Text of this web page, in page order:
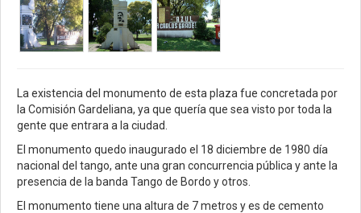
La existencia del monumento de esta plaza fue concretada por
la Comisión Gardeliana, ya que quería que sea visto por toda la
gente que entrara a la ciudad.
El monumento quedo inaugurado el 18 diciembre de 1980 día
nacional del tango, ante una gran concurrencia pública y ante la
presencia de la banda Tango de Bordo y otros.
El monumento tiene una altura de 7 metros y es de cemento